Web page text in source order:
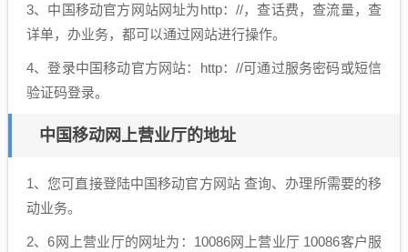
3、中国移动官方网站网址为http：//，查话费，查流量，查
详单，办业务，都可以通过网站进行操作。
4、登录中国移动官方网站：http：//可通过服务密码或短信
验证码登录。
中国移动网上营业厅的地址
1、您可直接登陆中国移动官方网站 查询、办理所需要的移
动业务。
2、6网上营业厅的网址为：10086网上营业厅 10086客户服